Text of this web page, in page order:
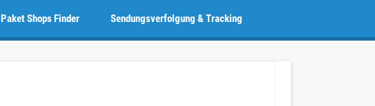
Sendungsverfolgung & Tracking
Paket Shops Finder